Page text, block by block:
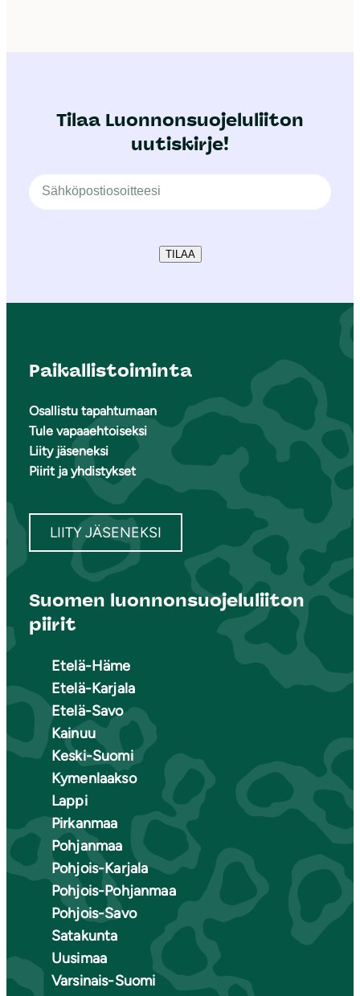
Tilaa Luonnonsuojeluliiton
uutiskirje!
TILAA
Paikallistoiminta
Osallistu tapahtumaan
Tule vapaaehtoiseksi
Liity jäseneksi
Piirit ja yhdistykset
LIITY JÄSENEKSI
Suomen luonnonsuojeluliiton
piirit
Etelä-Häme
Etelä-Karjala
Etelä-Savo
Kainuu
Keski-Suomi
Kymenlaakso
Lappi
Pirkanmaa
Pohjanmaa
Pohjois-Karjala
Pohjois-Pohjanmaa
Pohjois-Savo
Satakunta
Uusimaa
Varsinais-Suomi